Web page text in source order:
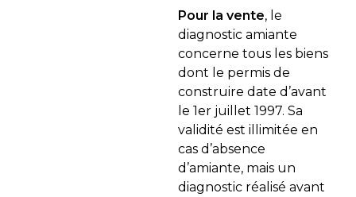
Pour la vente, le
diagnostic amiante
concerne tous les biens
dont le permis de
construire date d’avant
le 1er juillet 1997. Sa
validité est illimitée en
cas d’absence
d’amiante, mais un
diagnostic réalisé avant